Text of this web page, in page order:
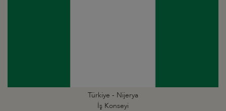
Türkiye - Nijerya
İş Konseyi